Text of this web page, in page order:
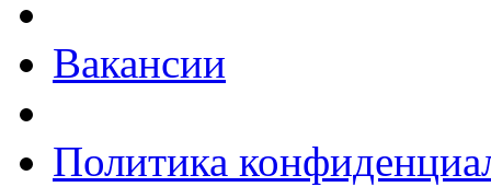
Вакансии
Политика